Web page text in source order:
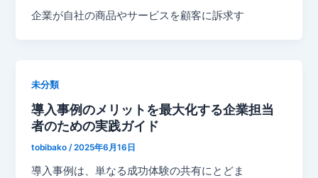
企業が自社の商品やサービスを顧客に訴求す
未分類
導入事例のメリットを最大化する企業担当
者のための実践ガイド
tobibako/2025年6月16日
導入事例は、単なる成功体験の共有にとどま